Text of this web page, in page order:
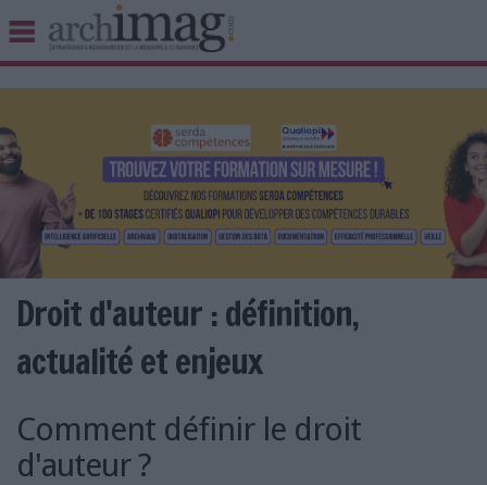
BIBLIOTHÈQUE ÉDITION
UNIVERS DATA
TRAVAIL COLLABORATIF
VIE NUMÉRIQUE
NUMÉRIQUE RESPONSABLE
LES NEWSLETTERS
LE MAGAZINE
Droit d'auteur : définition,
actualité et enjeux
Comment définir le droit
d'auteur ?